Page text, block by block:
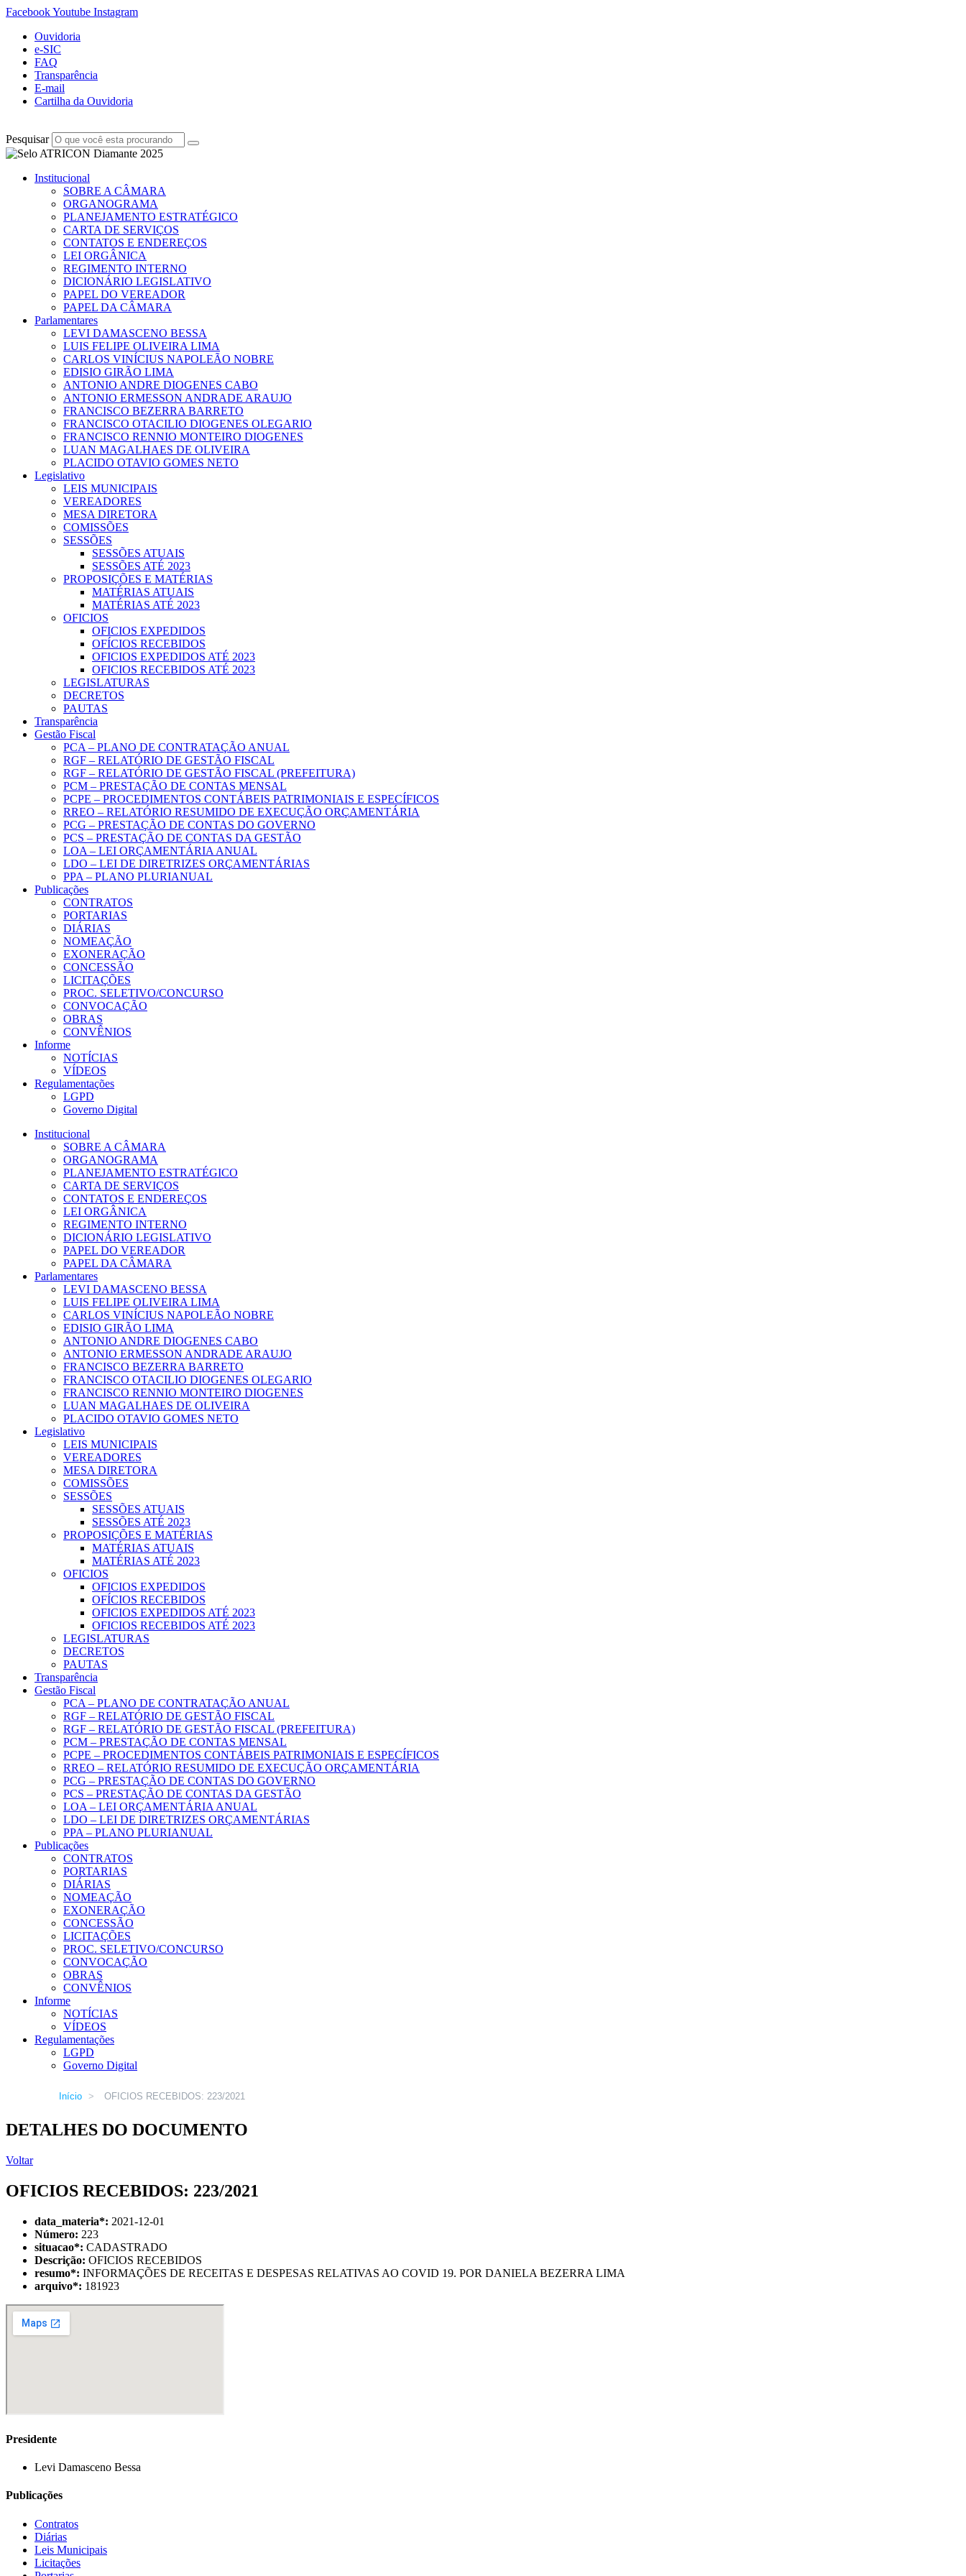
FacebookYoutube Instagram
Ouvidoria
e-SIC
FAQ
Transparência
E-mail
Cartilha da Ouvidoria
Pesquisar
Institucional
SOBRE A CÂMARA
ORGANOGRAMA
PLANEJAMENTO ESTRATÉGICO
CARTA DE SERVIÇOS
CONTATOS E ENDEREÇOS
LEI ORGÂNICA
REGIMENTO INTERNO
DICIONÁRIO LEGISLATIVO
PAPEL DO VEREADOR
PAPEL DA CÂMARA
Parlamentares
LEVI DAMASCENO BESSA
LUIS FELIPE OLIVEIRA LIMA
CARLOS VINÍCIUS NAPOLEÃO NOBRE
EDISIO GIRÃO LIMA
ANTONIO ANDRE DIOGENES CABO
ANTONIO ERMESSON ANDRADE ARAUJO
FRANCISCO BEZERRA BARRETO
FRANCISCO OTACILIO DIOGENES OLEGARIO
FRANCISCO RENNIO MONTEIRO DIOGENES
LUAN MAGALHAES DE OLIVEIRA
PLACIDO OTAVIO GOMES NETO
Legislativo
LEIS MUNICIPAIS
VEREADORES
MESA DIRETORA
COMISSÕES
SESSÕES
SESSÕES ATUAIS
SESSÕES ATÉ 2023
PROPOSIÇÕES E MATÉRIAS
MATÉRIAS ATUAIS
MATÉRIAS ATÉ 2023
OFICIOS
OFICIOS EXPEDIDOS
OFÍCIOS RECEBIDOS
OFICIOS EXPEDIDOS ATÉ 2023
OFICIOS RECEBIDOS ATÉ 2023
LEGISLATURAS
DECRETOS
PAUTAS
Transparência
Gestão Fiscal
PCA – PLANO DE CONTRATAÇÃO ANUAL
RGF – RELATÓRIO DE GESTÃO FISCAL
RGF – RELATÓRIO DE GESTÃO FISCAL (PREFEITURA)
PCM – PRESTAÇÃO DE CONTAS MENSAL
PCPE – PROCEDIMENTOS CONTÁBEIS PATRIMONIAIS E ESPECÍFICOS
RREO – RELATÓRIO RESUMIDO DE EXECUÇÃO ORÇAMENTÁRIA
PCG – PRESTAÇÃO DE CONTAS DO GOVERNO
PCS – PRESTAÇÃO DE CONTAS DA GESTÃO
LOA – LEI ORÇAMENTÁRIA ANUAL
LDO – LEI DE DIRETRIZES ORÇAMENTÁRIAS
PPA – PLANO PLURIANUAL
Publicações
CONTRATOS
PORTARIAS
DIÁRIAS
NOMEAÇÃO
EXONERAÇÃO
CONCESSÃO
LICITAÇÕES
PROC. SELETIVO/CONCURSO
CONVOCAÇÃO
OBRAS
CONVÊNIOS
Informe
NOTÍCIAS
VÍDEOS
Regulamentações
LGPD
Governo Digital
Institucional
SOBRE A CÂMARA
ORGANOGRAMA
PLANEJAMENTO ESTRATÉGICO
CARTA DE SERVIÇOS
CONTATOS E ENDEREÇOS
LEI ORGÂNICA
REGIMENTO INTERNO
DICIONÁRIO LEGISLATIVO
PAPEL DO VEREADOR
PAPEL DA CÂMARA
Parlamentares
LEVI DAMASCENO BESSA
LUIS FELIPE OLIVEIRA LIMA
CARLOS VINÍCIUS NAPOLEÃO NOBRE
EDISIO GIRÃO LIMA
ANTONIO ANDRE DIOGENES CABO
ANTONIO ERMESSON ANDRADE ARAUJO
FRANCISCO BEZERRA BARRETO
FRANCISCO OTACILIO DIOGENES OLEGARIO
FRANCISCO RENNIO MONTEIRO DIOGENES
LUAN MAGALHAES DE OLIVEIRA
PLACIDO OTAVIO GOMES NETO
Legislativo
LEIS MUNICIPAIS
VEREADORES
MESA DIRETORA
COMISSÕES
SESSÕES
SESSÕES ATUAIS
SESSÕES ATÉ 2023
PROPOSIÇÕES E MATÉRIAS
MATÉRIAS ATUAIS
MATÉRIAS ATÉ 2023
OFICIOS
OFICIOS EXPEDIDOS
OFÍCIOS RECEBIDOS
OFICIOS EXPEDIDOS ATÉ 2023
OFICIOS RECEBIDOS ATÉ 2023
LEGISLATURAS
DECRETOS
PAUTAS
Transparência
Gestão Fiscal
PCA – PLANO DE CONTRATAÇÃO ANUAL
RGF – RELATÓRIO DE GESTÃO FISCAL
RGF – RELATÓRIO DE GESTÃO FISCAL (PREFEITURA)
PCM – PRESTAÇÃO DE CONTAS MENSAL
PCPE – PROCEDIMENTOS CONTÁBEIS PATRIMONIAIS E ESPECÍFICOS
RREO – RELATÓRIO RESUMIDO DE EXECUÇÃO ORÇAMENTÁRIA
PCG – PRESTAÇÃO DE CONTAS DO GOVERNO
PCS – PRESTAÇÃO DE CONTAS DA GESTÃO
LOA – LEI ORÇAMENTÁRIA ANUAL
LDO – LEI DE DIRETRIZES ORÇAMENTÁRIAS
PPA – PLANO PLURIANUAL
Publicações
CONTRATOS
PORTARIAS
DIÁRIAS
NOMEAÇÃO
EXONERAÇÃO
CONCESSÃO
LICITAÇÕES
PROC. SELETIVO/CONCURSO
CONVOCAÇÃO
OBRAS
CONVÊNIOS
Informe
NOTÍCIAS
VÍDEOS
Regulamentações
LGPD
Governo Digital
Início > OFICIOS RECEBIDOS: 223/2021
DETALHES DO DOCUMENTO
Voltar
OFICIOS RECEBIDOS: 223/2021
data_materia*: 2021-12-01
Número: 223
situacao*: CADASTRADO
Descrição: OFICIOS RECEBIDOS
resumo*: INFORMAÇÕES DE RECEITAS E DESPESAS RELATIVAS AO COVID 19. POR DANIELA BEZERRA LIMA
arquivo*: 181923
Presidente
Levi Damasceno Bessa
Publicações
Contratos
Diárias
Leis Municipais
Licitações